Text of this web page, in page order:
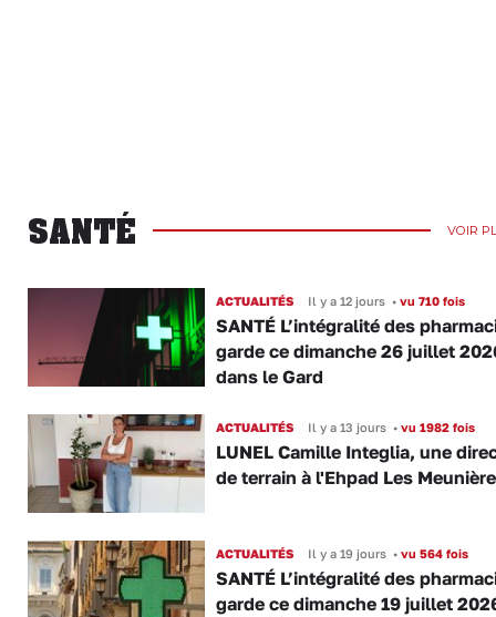
SANTÉ VOIR
ACTUALITÉS Il y a 12 jours •vu 710 fois
SANTÉ L’intégralité des
garde ce dimanche 26 juillet
dans le Gard
ACTUALITÉS Il y a 13 jours •vu 1982 fois
LUNEL Camille Integlia, une
de terrain à l'Ehpad Les
ACTUALITÉS Il y a 19 jours •vu 564 fois
SANTÉ L’intégralité des
garde ce dimanche 19 juillet